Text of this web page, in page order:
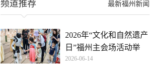
最新福州新闻
频道推荐
2026年“文化和自然遗产
日”福州主会场活动举
2026-06-14